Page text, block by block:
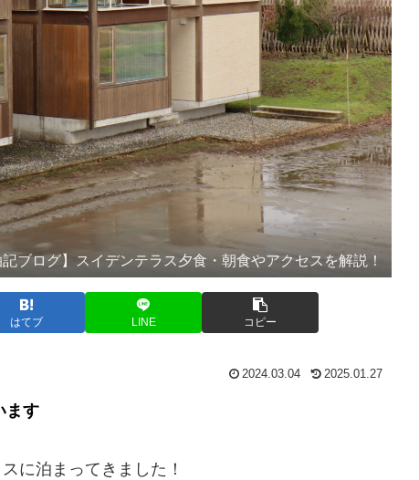
記ブログ】スイデンテラス夕食・朝食やアクセスを解説！
はてブ LINE コピー
2024.03.04 2025.01.27
ます
に泊まってきました！